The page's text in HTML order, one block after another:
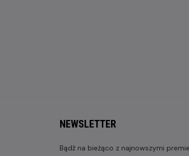
NEWSLETTER
Bądź na bieżąco z najnowszymi